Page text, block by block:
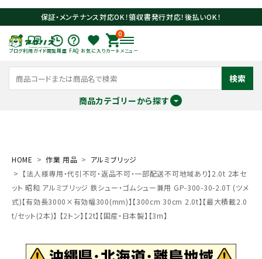
保証・メンテナンス対応OK！領収書発行対応！後払いOK！
ブログ利用ガイド閲覧履歴 FAQ お気に入り
0
カート メニュー
検索
商品カテゴリーから探す
search
HOME 作業 用品
アルミブリッジ
【法人様専用・代引不可・返品不可・一部配送不可地域あり】2.0t 2本セ
ット 昭和 アルミブリッジ 鉄シュー・ゴムシュー兼用 GP-300-30-2.0T (ツメ
式)【有効長3000×有効幅300(mm)】【300cm 30cm 2.0t】【最大積載2.0
t/セット(2本)】 【2トン】【2t】【国産・日本製】【3m】